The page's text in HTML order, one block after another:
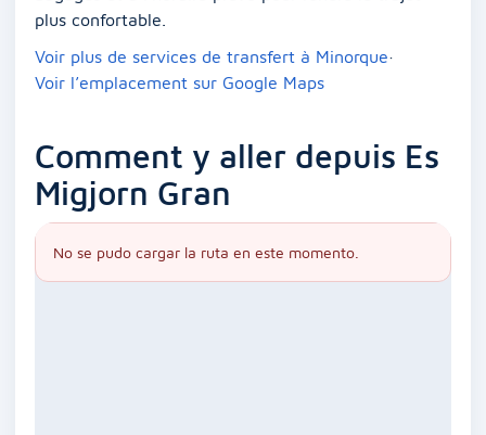
plus confortable.
Voir plus de services de transfert à Minorque·
Voir l’emplacement sur Google Maps
Comment y aller depuis Es
Migjorn Gran
No se pudo cargar la ruta en este momento.